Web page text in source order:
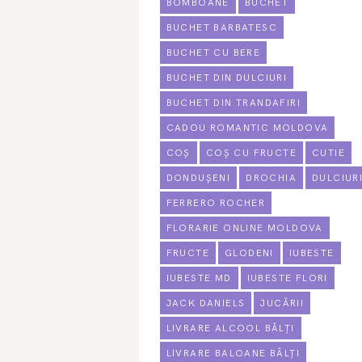
BOMBOANE BUCHET
BUCHET BARBATESC
BUCHET CU BERE
BUCHET DIN DULCIURI
BUCHET DIN TRANDAFIRI
CADOU ROMANTIC MOLDOVA
COȘ COȘ CU FRUCTE CUTIE
DONDUȘENI DROCHIA
FERRERO ROCHER
FLORARIE ONLINE MOLDOVA
FRUCTE GLODENI IUBESTE
IUBESTE.MD IUBESTE FLORI
JACK DANIELS JUCĂRII
LIVRARE ALCOOL BĂLȚI
LIVRARE BALOANE BĂLȚI